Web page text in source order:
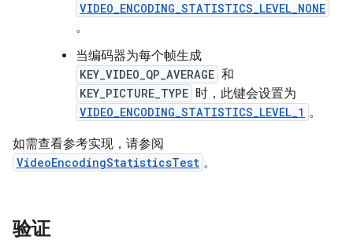
VIDEO_ENCODING_STATISTICS_LEVEL_NONE
。
当编码器为每个帧生成
KEY_VIDEO_QP_AVERAGE 和
KEY_PICTURE_TYPE 时，此键会设置为
VIDEO_ENCODING_STATISTICS_LEVEL_1 。
如需查看参考实现，请参阅
VideoEncodingStatisticsTest 。
验证